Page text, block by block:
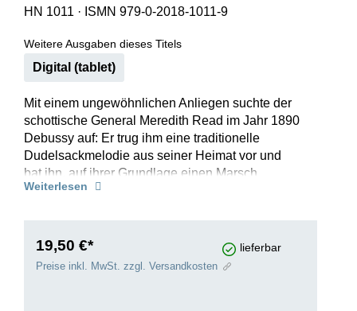
HN 1011 · ISMN 979-0-2018-1011-9
Weitere Ausgaben dieses Titels
Digital (tablet)
Mit einem ungewöhnlichen Anliegen suchte der
schottische General Meredith Read im Jahr 1890
Debussy auf: Er trug ihm eine traditionelle
Dudelsackmelodie aus seiner Heimat vor und
bat ihn, auf ihrer Grundlage ei­nen Marsch
auszuarbeiten. Tatsächlich fühlte sich Debussy
Vortragsstück für Klavier zu vier Händen, das er
zwei Jahre später sogar für Orchester
Weiterlesen
19,50 €* lieferbar
Preise inkl. MwSt. zzgl. Versandkosten